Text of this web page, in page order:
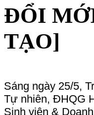
yếu tố then chốt cho sự
đại hiện nay.
Trong khuôn khổ sự kiện,
tưởng khởi nghiệp – Sản
một phần của khu triển
hai “người bạn đồng
Thiên văn và thiết bị đo